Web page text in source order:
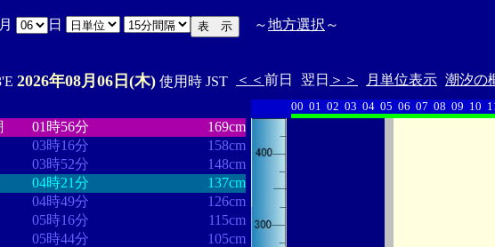
月 日 ～地方選択 ～
2026年08月06日(木) 使用時 JST ＜＜ 前日 翌日 ＞＞ 月単位表示 潮汐の
01時56分
169cm
03時16分
158cm
03時52分
148cm
04時21分
137cm
04時49分
126cm
05時16分
115cm
05時44分
105cm
00 01 02 03 04 05 06 07 08 09 10